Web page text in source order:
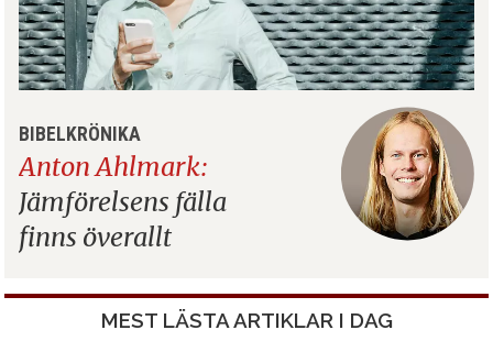
BIBELKRÖNIKA
Anton Ahlmark:
Jämförelsens fälla
finns överallt
MEST LÄSTA ARTIKLAR I DAG